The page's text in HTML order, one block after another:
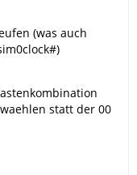
(was auch
statt der 00